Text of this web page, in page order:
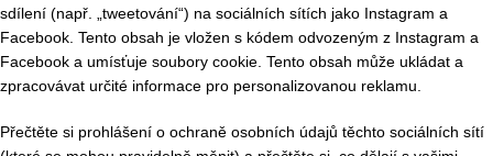
sdílení (např. „tweetování“) na sociálních sítích jako Instagram a
Facebook. Tento obsah je vložen s kódem odvozeným z Instagram a
Facebook a umísťuje soubory cookie. Tento obsah může ukládat a
zpracovávat určité informace pro personalizovanou reklamu.
Přečtěte si prohlášení o ochraně osobních údajů těchto sociálních sítí